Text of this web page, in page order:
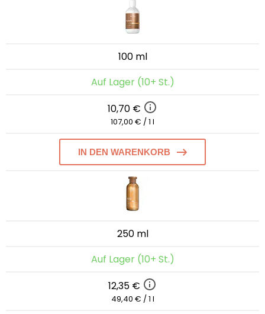
100 ml
Auf Lager (10+ St.)
10,70 €
107,00 € / 1 l
IN DEN WARENKORB
250 ml
Auf Lager (10+ St.)
12,35 €
49,40 € / 1 l